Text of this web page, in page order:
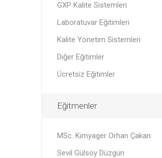
GXP Kalite Sistemleri
Laboratuvar Eğitimleri
Kalite Yönetim Sistemleri
Diğer Eğitimler
Ücretsiz Eğitimler
Eğitmenler
MSc. Kimyager Orhan Çakan
Sevil Gülsoy Düzgün